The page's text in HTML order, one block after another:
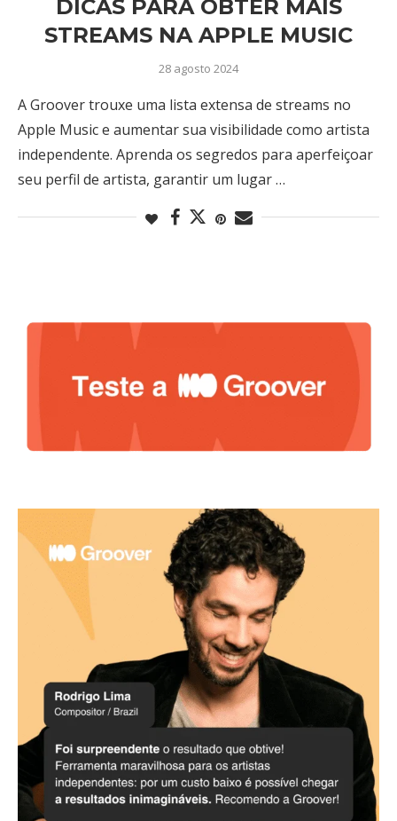
DICAS PARA OBTER MAIS
STREAMS NA APPLE MUSIC
28 agosto 2024
A Groover trouxe uma lista extensa de streams no
Apple Music e aumentar sua visibilidade como artista
independente. Aprenda os segredos para aperfeiçoar
seu perfil de artista, garantir um lugar …